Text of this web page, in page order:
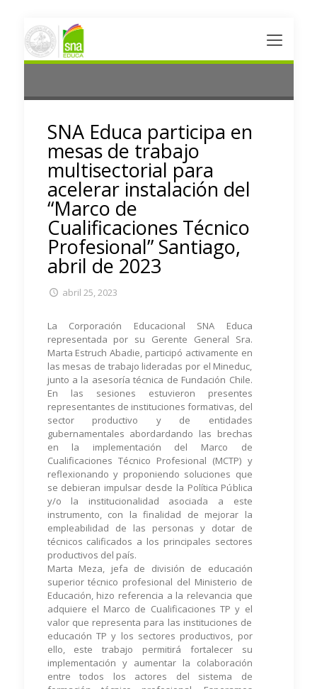
SNA Educa participa en
mesas de trabajo
multisectorial para
acelerar instalación del
“Marco de
Cualificaciones Técnico
Profesional” Santiago,
abril de 2023
abril 25, 2023
La Corporación Educacional SNA Educa
representada por su Gerente General Sra.
Marta Estruch Abadie, participó activamente en
las mesas de trabajo lideradas por el Mineduc,
junto a la asesoría técnica de Fundación Chile.
En las sesiones estuvieron presentes
representantes de instituciones formativas, del
sector productivo y de entidades
gubernamentales abordardando las brechas
en la implementación del Marco de
Cualificaciones Técnico Profesional (MCTP) y
reflexionando y proponiendo soluciones que
se debieran impulsar desde la Política Pública
y/o la institucionalidad asociada a este
instrumento, con la finalidad de mejorar la
empleabilidad de las personas y dotar de
técnicos calificados a los principales sectores
productivos del país.
Marta Meza, jefa de división de educación
superior técnico profesional del Ministerio de
Educación, hizo referencia a la relevancia que
adquiere el Marco de Cualificaciones TP y el
valor que representa para las instituciones de
educación TP y los sectores productivos, por
ello, este trabajo permitirá fortalecer su
implementación y aumentar la colaboración
entre todos los actores del sistema de